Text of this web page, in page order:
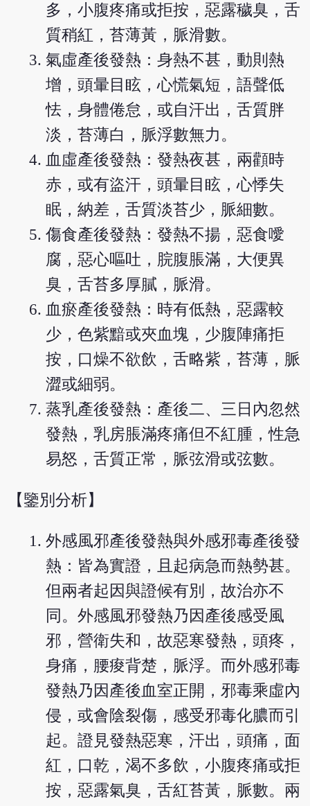
多，小腹疼痛或拒按，惡露穢臭，舌
質稍紅，苔薄黃，脈滑數。
氣虛產後發熱：身熱不甚，動則熱
增，頭暈目眩，心慌氣短，語聲低
怯，身體倦怠，或自汗出，舌質胖
淡，苔薄白，脈浮數無力。
血虛產後發熱：發熱夜甚，兩顴時
赤，或有盜汗，頭暈目眩，心悸失
眠，納差，舌質淡苔少，脈細數。
傷食產後發熱：發熱不揚，惡食噯
腐，惡心嘔吐，脘腹脹滿，大便異
臭，舌苔多厚膩，脈滑。
血瘀產後發熱：時有低熱，惡露較
少，色紫黯或夾血塊，少腹陣痛拒
按，口燥不欲飲，舌略紫，苔薄，脈
澀或細弱。
蒸乳產後發熱：產後二、三日內忽然
發熱，乳房脹滿疼痛但不紅腫，性急
易怒，舌質正常，脈弦滑或弦數。
【鑒別分析】
外感風邪產後發熱與外感邪毒產後發
熱：皆為實證，且起病急而熱勢甚。
但兩者起因與證候有別，故治亦不
同。外感風邪發熱乃因產後感受風
邪，營衛失和，故惡寒發熱，頭疼，
身痛，腰痠背楚，脈浮。而外感邪毒
發熱乃因產後血室正開，邪毒乘虛內
侵，或會陰裂傷，感受邪毒化膿而引
起。證見發熱惡寒，汗出，頭痛，面
紅，口乾，渴不多飲，小腹疼痛或拒
按，惡露氣臭，舌紅苔黃，脈數。兩